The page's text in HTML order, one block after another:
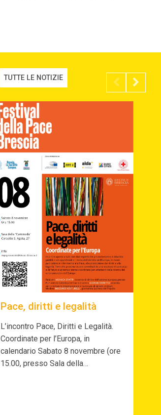
TUTTE LE NOTIZIE
Pace, diritti e legalità
L’incontro Pace, Diritti e Legalità.
Coordinate per l’Europa, in
calendario Sabato 8 novembre (ore
15.00, presso Sala della…